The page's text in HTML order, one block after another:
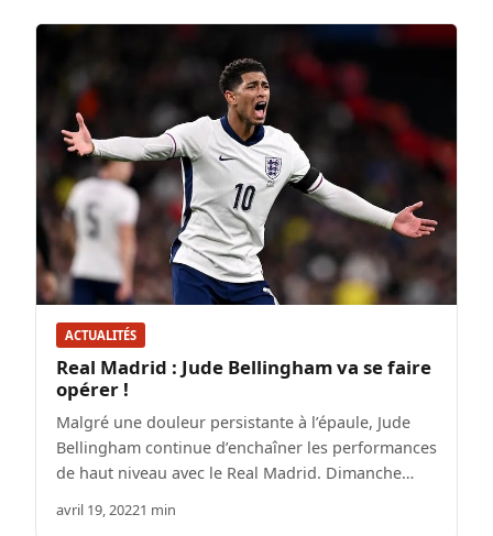
ACTUALITÉS
Real Madrid : Jude Bellingham va se faire
opérer !
Malgré une douleur persistante à l’épaule, Jude
Bellingham continue d’enchaîner les performances
de haut niveau avec le Real Madrid. Dimanche…
avril 19, 20221 min